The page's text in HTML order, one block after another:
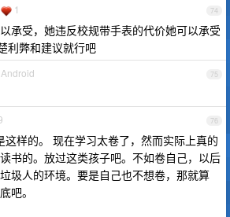
74
1
承受，她违反校规带手表的代价她可以承受
利弊和建议就行吧
75
76
这样的。 现在学习太卷了，然而实际上真的
书的。放过这类孩子吧。不如卷自己，以后
圾人的环境。要是自己也不想卷，那就算
吧。